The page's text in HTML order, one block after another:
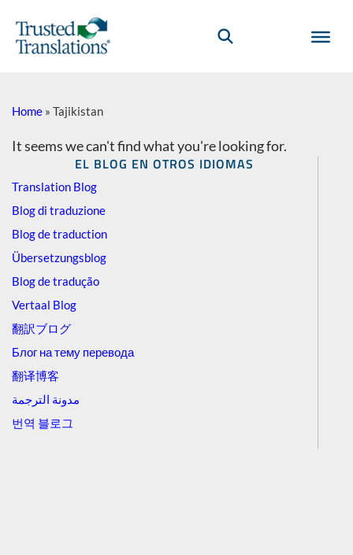
EL BLOG EN OTROS IDIOMAS
Translation Blog
Blog di traduzione
Blog de traduction
Übersetzungsblog
Blog de tradução
Vertaal Blog
翻訳ブログ
Блог на тему перевода
翻译博客
مدونة الترجمة
번역 블로그
Home » Tajikistan
It seems we can't find what you're looking for.